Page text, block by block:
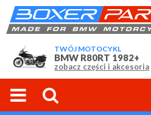
TWÓJ MOTOCYKL
BMW R80RT 1982+
zobacz części i akcesoria
 